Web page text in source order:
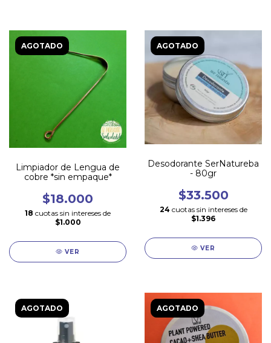
AGOTADO
Limpiador de Lengua de
cobre *sin empaque*
$18.000
18 cuotas sin intereses de
$1.000
VER
AGOTADO
Desodorante SerNatureba
- 80gr
$33.500
24 cuotas sin intereses de
$1.396
VER
AGOTADO AGOTADO